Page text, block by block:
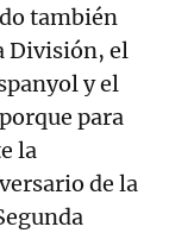
también
División, el
y el
para
la
de la